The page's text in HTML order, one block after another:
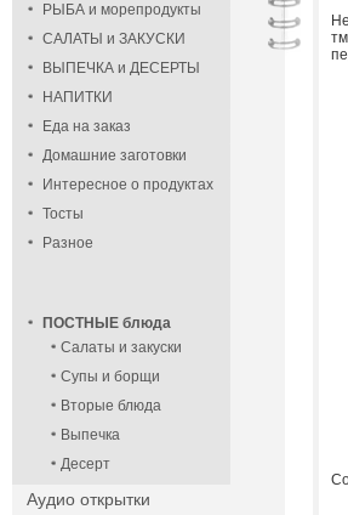
РЫБА и морепродукты
САЛАТЫ и ЗАКУСКИ
ВЫПЕЧКА и ДЕСЕРТЫ
НАПИТКИ
Еда на заказ
Домашние заготовки
Интересное о продуктах
Тосты
Разное
ПОСТНЫЕ блюда
Салаты и закуски
Супы и борщи
Вторые блюда
Выпечка
Десерт
Аудио открытки